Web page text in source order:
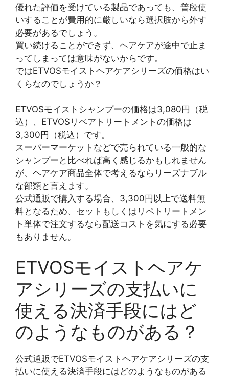
優れた評価を受けている製品であっても、普段使
いすることが費用的に厳しいなら選択肢から外す
必要があるでしょう。
買い続けることができず、ヘアケアが途中で止ま
ってしまっては意味がないからです。
ではETVOSモイストヘアケアシリーズの価格はい
くらなのでしょうか？
ETVOSモイストシャンプーの価格は3,080円（税
込）、ETVOSリペアトリートメントの価格は
3,300円（税込）です。
スーパーマーケットなどで売られている一般的な
シャンプーと比べれば高く感じるかもしれません
が、ヘアケア商品全体で考えるならリーズナブル
な部類と言えます。
公式通販で購入する場合、3,300円以上で送料無
料となるため、セットもしくはリペトリートメン
ト単体で注文するなら配送コストを気にする必要
もありません。
ETVOSモイストヘアケ
アシリーズの支払いに
使える決済手段にはど
のようなものがある？
公式通販でETVOSモイストヘアケアシリーズの支
払いに使える決済手段にはどのようなものがある